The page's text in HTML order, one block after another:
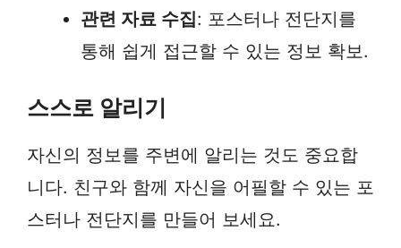
관련 자료 수집: 포스터나 전단지를
통해 쉽게 접근할 수 있는 정보 확보.
스스로 알리기
자신의 정보를 주변에 알리는 것도 중요합
니다. 친구와 함께 자신을 어필할 수 있는 포
스터나 전단지를 만들어 보세요.